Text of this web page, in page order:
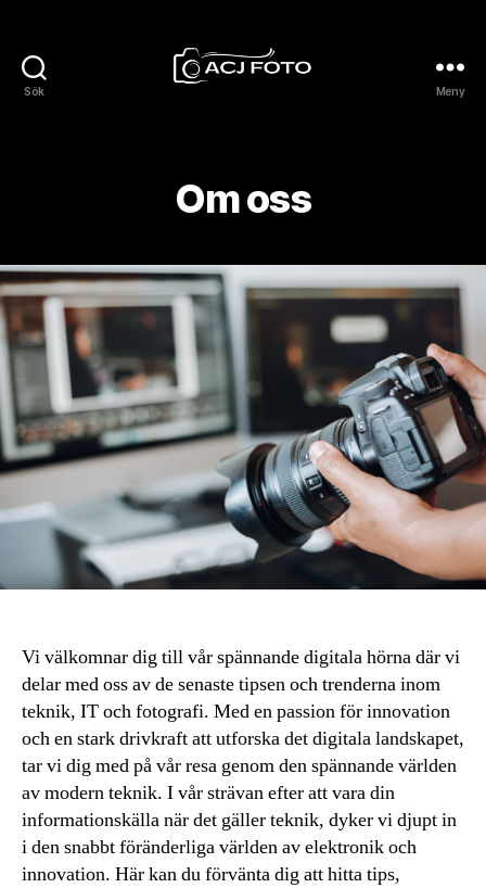
Sök Meny
Om oss
Vi välkomnar dig till vår spännande digitala hörna där vi
delar med oss av de senaste tipsen och trenderna inom
teknik, IT och fotografi. Med en passion för innovation
och en stark drivkraft att utforska det digitala landskapet,
tar vi dig med på vår resa genom den spännande världen
av modern teknik. I vår strävan efter att vara din
informationskälla när det gäller teknik, dyker vi djupt in
i den snabbt föränderliga världen av elektronik och
innovation. Här kan du förvänta dig att hitta tips,